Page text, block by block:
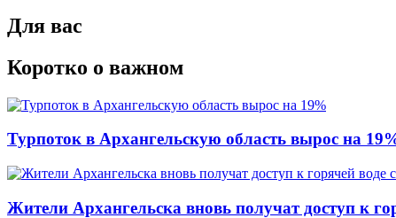
Для вас
Коротко о важном
Турпоток в Архангельскую область вырос на
Жители Архангельска вновь получат доступ к